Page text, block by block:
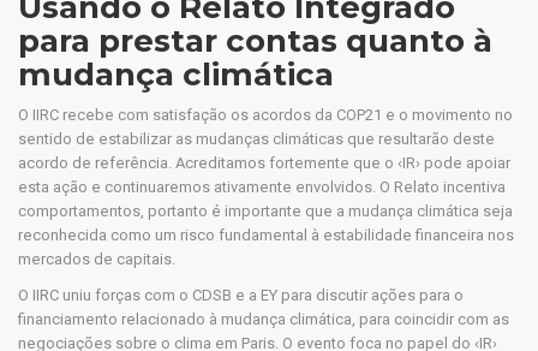
para prestar contas quanto à
mudança climática
O IIRC recebe com satisfação os acordos da COP21 e o movimento no
sentido de estabilizar as mudanças climáticas que resultarão deste
acordo de referência. Acreditamos fortemente que o ‹IR› pode apoiar
esta ação e continuaremos ativamente envolvidos. O Relato incentiva
comportamentos, portanto é importante que a mudança climática seja
reconhecida como um risco fundamental à estabilidade financeira nos
mercados de capitais.
O IIRC uniu forças com o CDSB e a EY para discutir ações para o
financiamento relacionado à mudança climática, para coincidir com as
negociações sobre o clima em Paris. O evento foca no papel do ‹IR›